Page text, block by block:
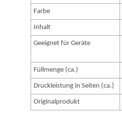
Farbe
Inhalt
Geeignet für Geräte
Füllmenge (ca.)
Druckleistung in Seiten (ca.)
Originalprodukt